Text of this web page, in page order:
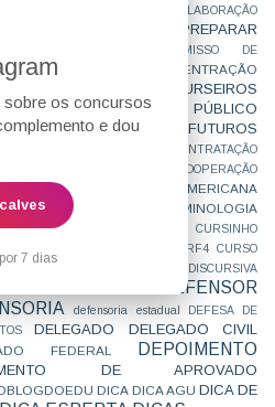
sobre os concursos
e dou
7 dias
TRÂNSITO BRASILEIRO
COLABORAÇÃO
À CORRUPÇÃO
COMO SE PREPARAR
COMPROMISSO DE
DE CONDUTA
CONCENTRAÇÃO
CONCURSEIROS
CONCURSO PÚBLICO
CONCURSOS FUTUROS
NÍVEL HARD
CONTRATAÇÃO
COOPERAÇÃO
CORTE INTERAMERICANA
CPI
CRIMINOLOGIA
CTB CURSINHO
CURSO ESTUDO DE CASO - TRF4
CURSO
CURSO PROVA DISCURSIVA
DEFENSOR
defensoria estadual
DEFESA DE
DELEGADO DELEGADO CIVIL
FEDERAL DEPOIMENTO
DE APROVADO
DICA DICA AGU DICA DE